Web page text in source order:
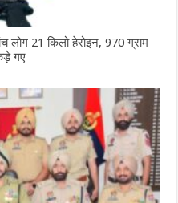
लोग 21 किलो हेरोइन, 970 ग्राम
गए